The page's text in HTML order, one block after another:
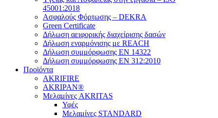
45001:2018
Ασφαλούς Φόρτωσης – DEKRA
Green Certificate
Δήλωση αειφορικής διαχείρισης δασών
Δήλωση εναρμόνισης με REACH
Δήλωση συμμόρφωσης EN 14322
Δήλωση συμμόρφωσης EN 312:2010
Προϊόντα
AKRIFIRE
AKRIPAN®
Μελαμίνες AKRITAS
Υφές
Μελαμίνες STANDARD